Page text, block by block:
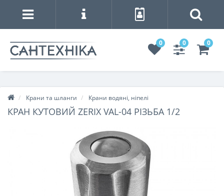
0 0 0
Крани та шланги Крани водяні, ніпелі
КРАН КУТОВИЙ ZERIX VAL-04 РІЗЬБА 1/2